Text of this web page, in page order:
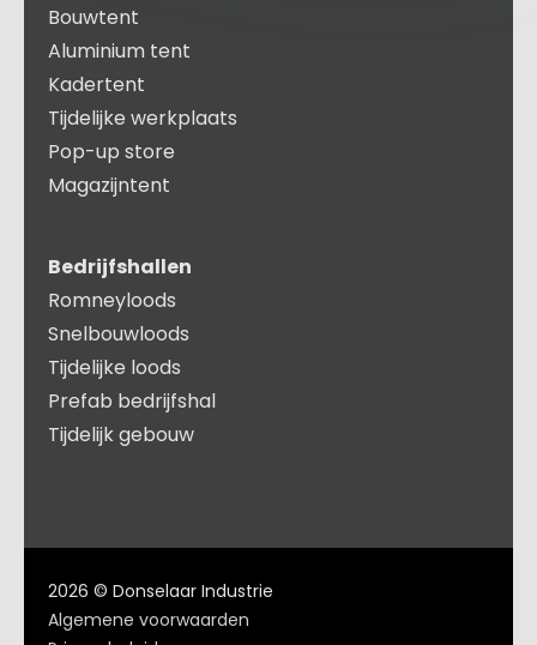
Bouwtent
Aluminium tent
Kadertent
Tijdelijke werkplaats
Pop-up store
Magazijntent
Bedrijfshallen
Romneyloods
Snelbouwloods
Tijdelijke loods
Prefab bedrijfshal
Tijdelijk gebouw
2026 © Donselaar Industrie
Algemene voorwaarden